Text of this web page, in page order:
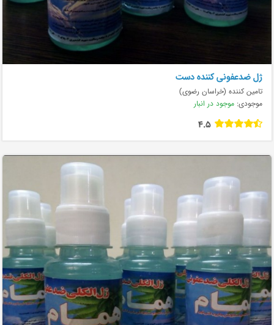
ژل ضدعفونی کننده دست
تامین کننده (خراسان رضوی)
موجودی: موجود در انبار
4.5